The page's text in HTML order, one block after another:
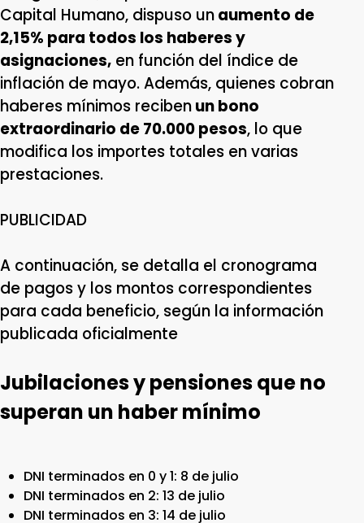
Capital Humano, dispuso unaumento de
2,15% para todos los haberes y
asignaciones, en función del índice de
inflación de mayo. Además, quienes cobran
haberes mínimos recibenun bono
extraordinario de 70.000 pesos, lo que
modifica los importes totales en varias
prestaciones.
PUBLICIDAD
A continuación, se detalla el cronograma
de pagos y los montos correspondientes
para cada beneficio, según la información
publicada oficialmente
Jubilaciones y pensiones que no
superan un haber mínimo
DNI terminados en 0 y 1: 8 de julio
DNI terminados en 2: 13 de julio
DNI terminados en 3: 14 de julio